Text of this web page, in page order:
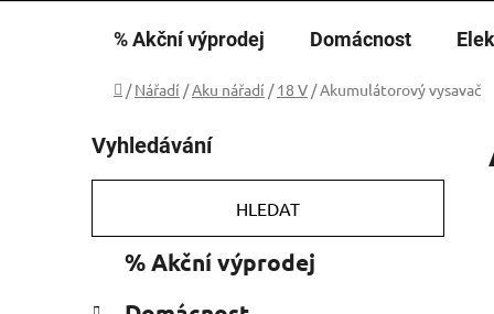
% Akční výprodej Domácnost
Domů
/ Nářadí / Aku nářadí / 18 V / Akumulátorový vysavač
o
s
r
Vyhledávání
HLEDAT
kategorie
% Akční výprodej